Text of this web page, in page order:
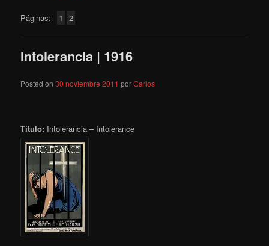
Páginas: 1 2
Intolerancia | 1916
Posted on30 noviembre 2011 porCarlos
Título: Intolerancia – Intolerance